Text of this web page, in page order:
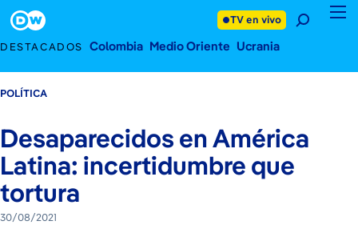
DESTACADOS Colombia Medio Oriente Ucrania
TV en vivo
POLÍTICA
Desaparecidos en América
Latina: incertidumbre que
tortura
30/08/2021
Footer